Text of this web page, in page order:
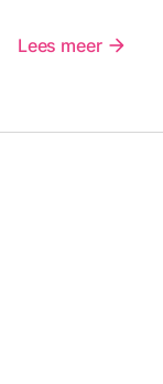
Lees meer arrow_forward